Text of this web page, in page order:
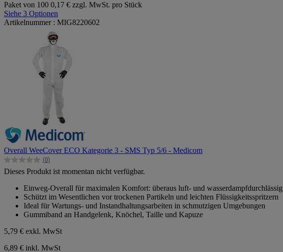
Paket von 100 0,17 € zzgl. MwSt. pro Stück
Siehe 3 Optionen
Artikelnummer : MIG8220602
Overall WeeCover ECO Kategorie 3 - SMS Typ 5/6 - Medicom
(0)
0.0
von
Sternen.
Dieses Produkt ist momentan nicht verfügbar.
Einweg-Overall für maximalen Komfort: überaus luft- und wasserdampfdurchlässig
Schützt im Wesentlichen vor trockenen Partikeln und leichten Flüssigkeitsspritzern
Ideal für Wartungs- und Instandhaltungsarbeiten in schmutzigen Umgebungen
Gummiband an Handgelenk, Knöchel, Taille und Kapuze
5,79 € exkl. MwSt
6,89 € inkl. MwSt